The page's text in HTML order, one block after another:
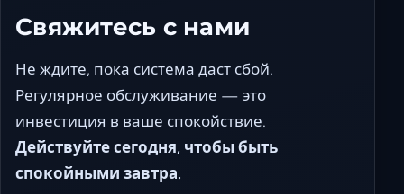
Свяжитесь с нами
Не ждите, пока система даст сбой.
Регулярное обслуживание — это
инвестиция в ваше спокойствие.
Действуйте сегодня, чтобы быть
спокойными завтра.